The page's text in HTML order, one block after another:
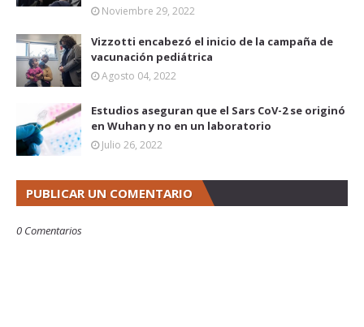
Noviembre 29, 2022
Vizzotti encabezó el inicio de la campaña de
vacunación pediátrica
Agosto 04, 2022
Estudios aseguran que el Sars CoV-2 se originó
en Wuhan y no en un laboratorio
Julio 26, 2022
PUBLICAR UN COMENTARIO
0 Comentarios